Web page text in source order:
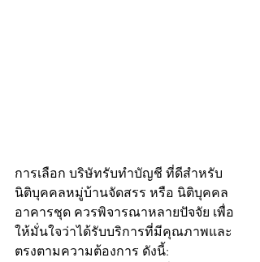
การเลือก บริษัทรับทำบัญชี ที่ดีสำหรับ
นิติบุคคลหมู่บ้านจัดสรร หรือ นิติบุคคล
อาคารชุด ควรพิจารณาหลายปัจจัย เพื่อ
ให้มั่นใจว่าได้รับบริการที่มีคุณภาพและ
ตรงตามความต้องการ ดังนี้: